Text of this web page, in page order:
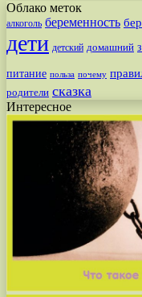
Облако меток
алкоголь беременность
дети детский домашний
питание польза почему
родители сказка
Интересное